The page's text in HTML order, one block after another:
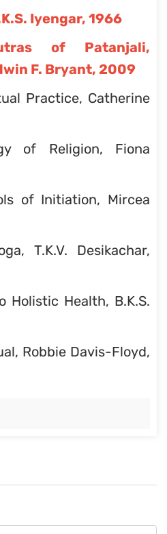
Iyengar, 1966
of Patanjali,
F. Bryant, 2009
Practice, Catherine
of Religion, Fiona
of Initiation, Mircea
T.K.V. Desikachar,
Holistic Health, B.K.S.
Robbie Davis-Floyd,